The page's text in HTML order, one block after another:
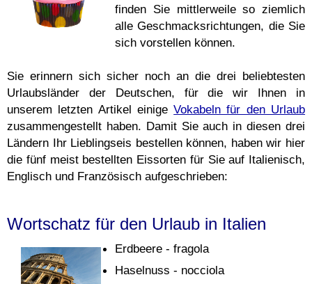
finden Sie mittlerweile so ziemlich
alle Geschmacksrichtungen, die Sie
sich vorstellen können.
Sie erinnern sich sicher noch an die drei beliebtesten
Urlaubsländer der Deutschen, für die wir Ihnen in
unserem letzten Artikel einigeVokabeln für den Urlaub
zusammengestellt haben. Damit Sie auch in diesen drei
Ländern Ihr Lieblingseis bestellen können, haben wir hier
die fünf meist bestellten Eissorten für Sie auf Italienisch,
Englisch und Französisch aufgeschrieben:
Wortschatz für den Urlaub in Italien
Erdbeere - fragola
Haselnuss - nocciola